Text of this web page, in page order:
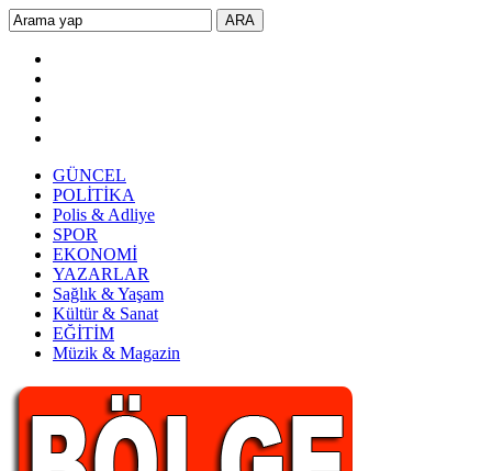
GÜNCEL
POLİTİKA
Polis & Adliye
SPOR
EKONOMİ
YAZARLAR
Sağlık & Yaşam
Kültür & Sanat
EĞİTİM
Müzik & Magazin